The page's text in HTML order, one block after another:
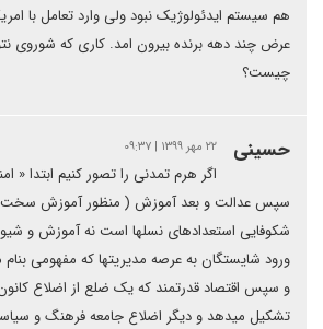
هم سیستم ایدئولوژیک نبود ولی وارد تعامل با
عرض چند دهه برنده بیرون امد. کاری که شوروی
چیست؟
حسینی ۲۲ مهر ۱۳۹۹ | ۰۹:۳۷
اگر هرم تمدنی را تصور کنیم ابتدا «
سپس عدالت و بعد آموزش ( منظور آموزش سخت
شکوفایی استعدادهای نسلها است نه آموزش و
ورود شایستگان به عرصه مدیریتها که مفهومی
و سپس اقتصاد قدرتمند که یک ضلع از اضلاع
تشکیل میدهد و دیگر اضلاع جامعه فرهنگ و